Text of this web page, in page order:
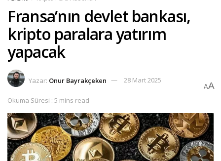
Fransa’nın devlet bankası,
kripto paralara yatırım
yapacak
Yazar: Onur Bayrakçeken 28 Mart 2025
Okuma Süresi : 5 mins read
AA